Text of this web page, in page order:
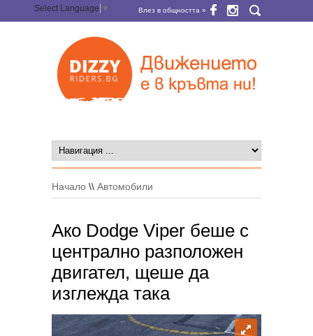
Select Language ▼ Влез в общността »
Начало \\ Автомобили
Ако Dodge Viper беше с
централно разположен
двигател, щеше да
изглежда така